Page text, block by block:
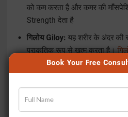
Book Your Free
को कम करता है और कमर की
Strength देता है
गिलोय Giloy: यह शरीर के अंदर
प्राकृतिक रूप से खत्म करता है।
रिस्पॉन्स को ठीक करके दर्द की